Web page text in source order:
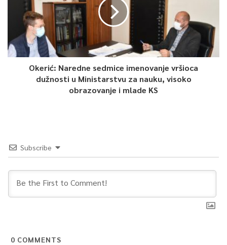
Okerić: Naredne sedmice imenovanje vršioca
dužnosti u Ministarstvu za nauku, visoko
obrazovanje i mlade KS
Subscribe
0 COMMENTS